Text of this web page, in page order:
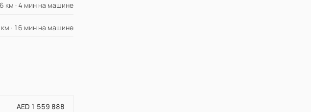
км · 4 мин на машине
· 16 мин на машине
AED 1 559 888